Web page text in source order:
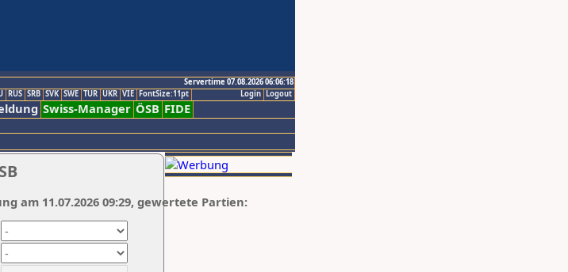
Servertime 07.08.2026 06:06:18
Logout
Login
RUS SRB SVK SWE TUR UKR VIE FontSize:11pt
Swiss-Manager ÖSB FIDE
am 11.07.2026 09:29, gewertete Partien: